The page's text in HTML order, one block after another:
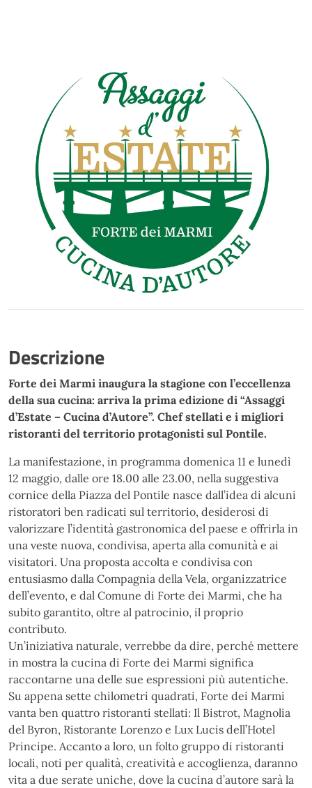
Descrizione
Forte dei Marmi inaugura la stagione con l’eccellenza
della sua cucina: arriva la prima edizione di “Assaggi
d’Estate – Cucina d’Autore”. Chef stellati e i migliori
ristoranti del territorio protagonisti sul Pontile.
La manifestazione, in programma domenica 11 e lunedì
12 maggio, dalle ore 18.00 alle 23.00, nella suggestiva
cornice della Piazza del Pontile nasce dall’idea di alcuni
ristoratori ben radicati sul territorio, desiderosi di
valorizzare l’identità gastronomica del paese e offrirla in
una veste nuova, condivisa, aperta alla comunità e ai
visitatori. Una proposta accolta e condivisa con
entusiasmo dalla Compagnia della Vela, organizzatrice
dell’evento, e dal Comune di Forte dei Marmi, che ha
subito garantito, oltre al patrocinio, il proprio
contributo.
Un’iniziativa naturale, verrebbe da dire, perché mettere
in mostra la cucina di Forte dei Marmi significa
raccontarne una delle sue espressioni più autentiche.
Su appena sette chilometri quadrati, Forte dei Marmi
vanta ben quattro ristoranti stellati: Il Bistrot, Magnolia
del Byron, Ristorante Lorenzo e Lux Lucis dell’Hotel
Principe. Accanto a loro, un folto gruppo di ristoranti
locali, noti per qualità, creatività e accoglienza, daranno
vita a due serate uniche, dove la cucina d’autore sarà la